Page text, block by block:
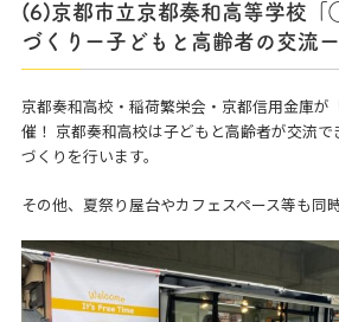
(6)京都市立京都奏和高等学校
づくりー子どもと高齢者の交流ー
京都奏和高校・稲荷繁栄会・京都信用金庫が
催！ 京都奏和高校は子どもと高齢者が交流
づくりを行います。
その他、夏祭り屋台やカフェスペース等も同